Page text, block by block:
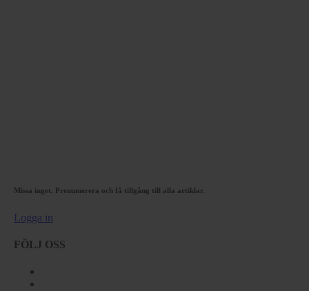
Missa inget. Prenumerera och få tillgång till alla artiklar.
Logga in
FÖLJ OSS